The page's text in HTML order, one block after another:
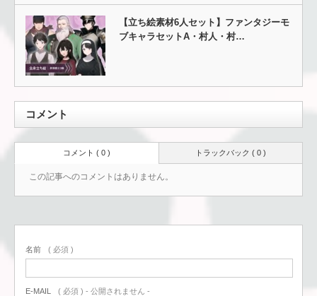
【立ち絵素材6人セット】ファンタジーモ
ブキャラセットA・村人・村…
コメント
トラックバック ( 0 )
コメント ( 0 )
この記事へのコメントはありません。
名前 ( 必須 )
E-MAIL ( 必須 ) - 公開されません -